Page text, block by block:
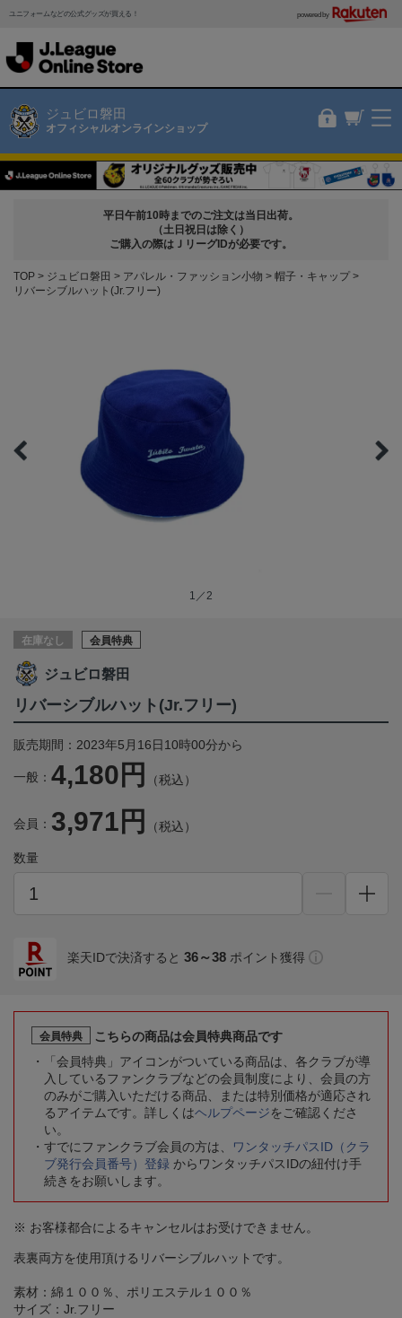
ユニフォームなどの公式グッズが買える！ powered by
ジュビロ磐田
オフィシャルオンラインショップ
平日午前10時までのご注文は当日出荷。
（土日祝日は除く）
ご購入の際はＪリーグIDが必要です。
TOP ジュビロ磐田 アパレル・ファッション小物
帽子・キャップ
リバーシブルハット(Jr.フリー)
1／2
在庫なし 会員特典
ジュビロ磐田
リバーシブルハット(Jr.フリー)
販売期間：2023年5月16日10時00分から
一般： 4,180円 （税込）
会員： 3,971円 （税込）
数量
楽天IDで決済すると 36～38 ポイント獲得
会員特典
こちらの商品は会員特典商品です
「会員特典」アイコンがついている商品は、各クラブが導
入しているファンクラブなどの会員制度により、会員の方
のみがご購入いただける商品、または特別価格が適応され
るアイテムです。詳しくはヘルプページをご確認くださ
い。
すでにファンクラブ会員の方は、
ワンタッチパスID（クラ
ブ発行会員番号）登録 からワンタッチパスIDの紐付け手
続きをお願いします。
※ お客様都合によるキャンセルはお受けできません。
表裏両方を使用頂けるリバーシブルハットです。
素材：綿１００％、ポリエステル１００％
サイズ：Jr.フリー